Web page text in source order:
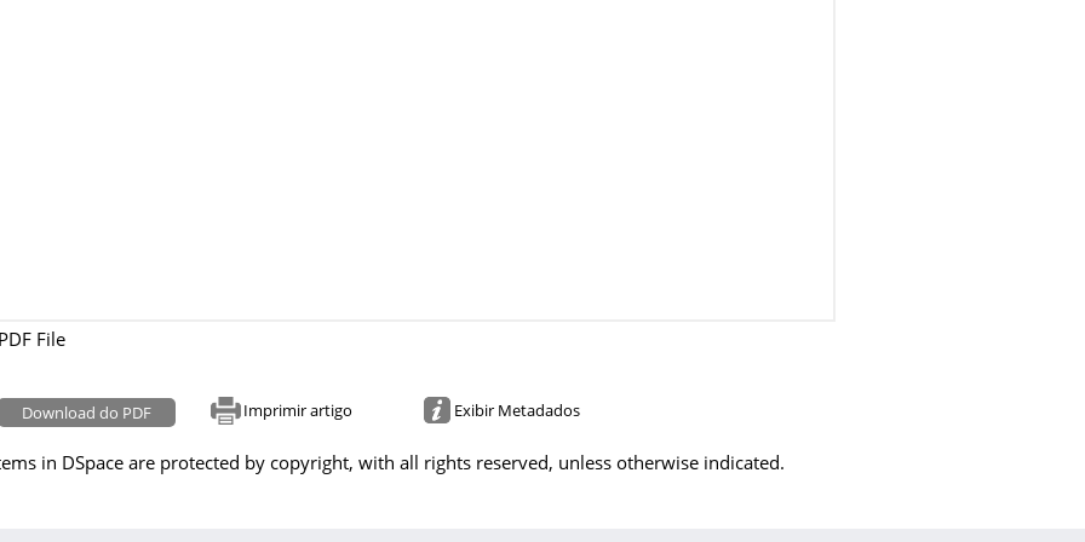
File
Download do PDF Imprimir artigo Exibir Metadados
in DSpace are protected by copyright, with all rights reserved, unless otherwise indicated.